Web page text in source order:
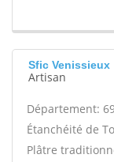
Sfic Venissieux
Artisan
Département:
Étanchéité de
Plâtre